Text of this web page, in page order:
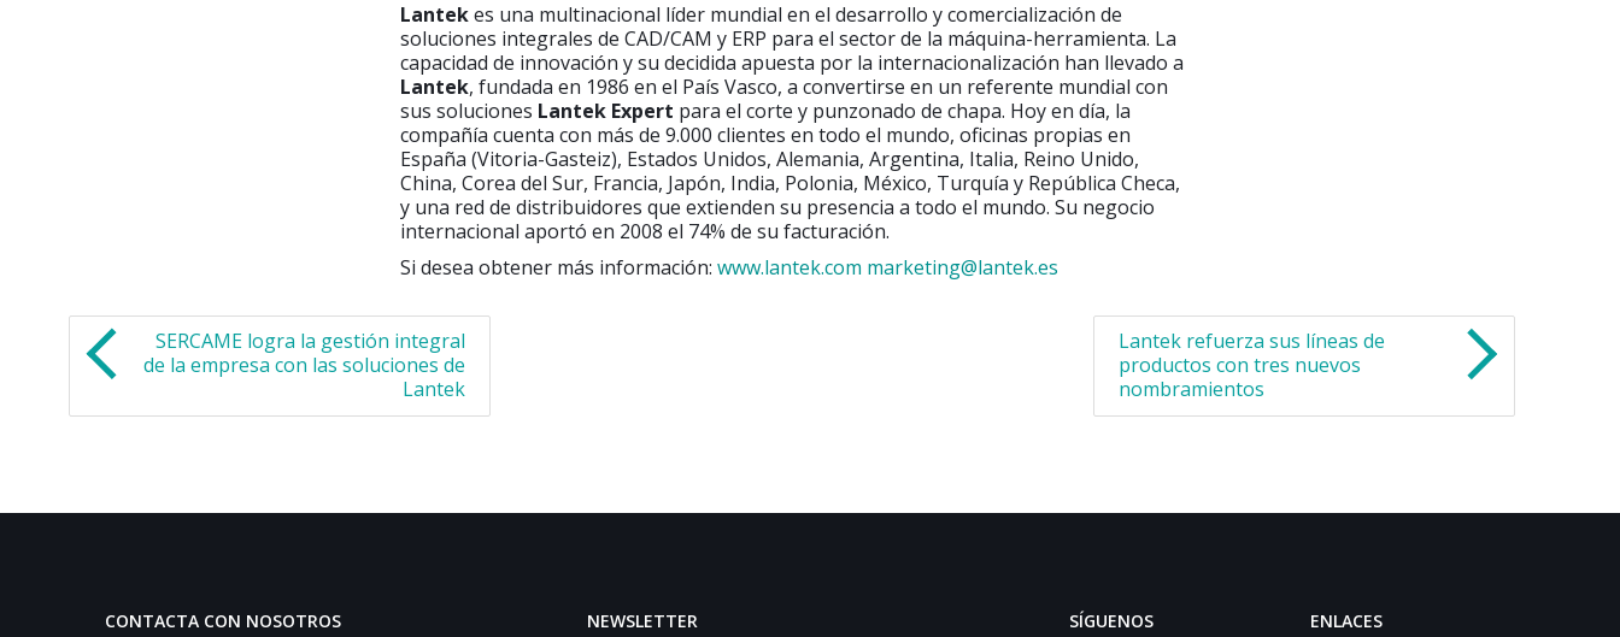
Lantekes una multinacional líder mundial en el desarrollo y comercialización de
soluciones integrales de CAD/CAM y ERP para el sector de la máquina-herramienta. La
capacidad de innovación y su decidida apuesta por la internacionalización han llevado a
Lantek, fundada en 1986 en el País Vasco, a convertirse en un referente mundial con
sus soluciones Lantek Expert para el corte y punzonado de chapa. Hoy en día, la
compañía cuenta con más de 9.000 clientes en todo el mundo, oficinas propias en
España (Vitoria-Gasteiz), Estados Unidos, Alemania, Argentina, Italia, Reino Unido,
China, Corea del Sur, Francia, Japón, India, Polonia, México, Turquía y República Checa,
y una red de distribuidores que extienden su presencia a todo el mundo. Su negocio
internacional aportó en 2008 el 74% de su facturación.
Si desea obtener más información: www.lantek.com marketing@lantek.es
SERCAME logra la gestión integral
de la empresa con las soluciones de
Lantek
Lantek refuerza sus líneas de
productos con tres nuevos
nombramientos
CONTACTA CON NOSOTROS NEWSLETTER SÍGUENOS ENLACES